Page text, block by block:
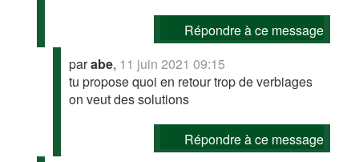
Répondre à ce message
parabe, 11 juin 2021 09:15
tu propose quoi en retour trop de verbiages
on veut des solutions
Répondre à ce message